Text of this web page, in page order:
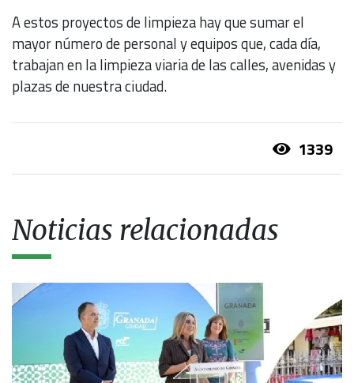
A estos proyectos de limpieza hay que sumar el
mayor número de personal y equipos que, cada día,
trabajan en la limpieza viaria de las calles, avenidas y
plazas de nuestra ciudad.
1339
Noticias relacionadas